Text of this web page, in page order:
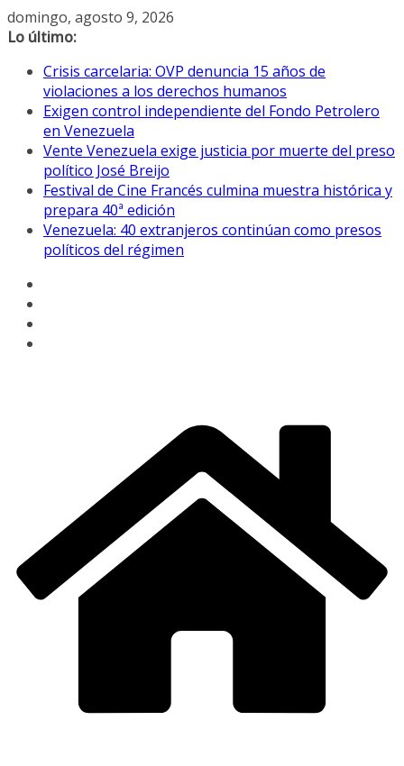
Saltar
al
domingo, agosto 9, 2026
Lo último:
Crisis carcelaria: OVP denuncia 15 años de
violaciones a los derechos humanos
Exigen control independiente del Fondo Petrolero
en Venezuela
Vente Venezuela exige justicia por muerte del preso
político José Breijo
Festival de Cine Francés culmina muestra histórica y
prepara 40ª edición
Venezuela: 40 extranjeros continúan como presos
políticos del régimen